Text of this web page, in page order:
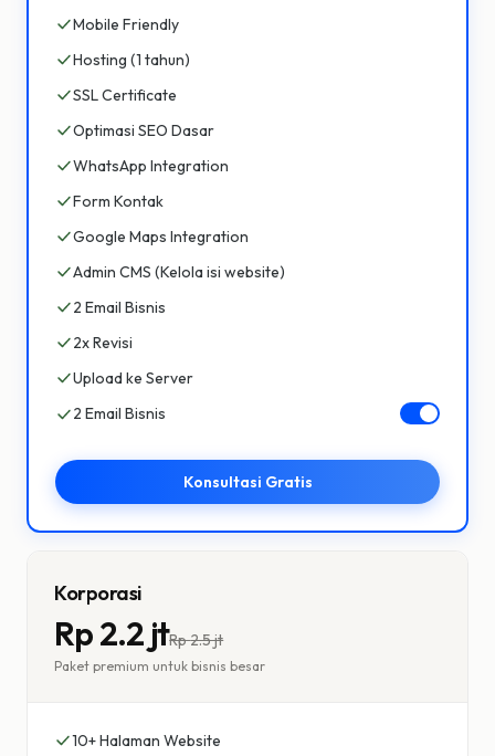
Mobile Friendly
Hosting (1 tahun)
SSL Certificate
Optimasi SEO Dasar
WhatsApp Integration
Form Kontak
Google Maps Integration
Admin CMS (Kelola isi website)
2 Email Bisnis
2x Revisi
Upload ke Server
2 Email Bisnis
Konsultasi Gratis
Korporasi
Rp 2.2 jtRp2.5 jt
Paket premium untuk bisnis besar
10+ Halaman Website